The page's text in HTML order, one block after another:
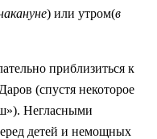
) или утром(в
приблизиться к
(спустя некоторое
Негласными
детей и немощных